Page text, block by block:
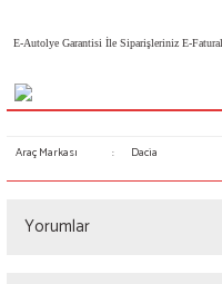
E-Autolye Garantisi İle Siparişleriniz E-
Araç Markası : Dacia
Yorumlar